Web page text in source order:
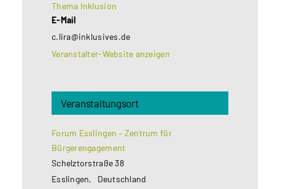
Thema Inklusion
E-Mail
c.lira@inklusives.de
Veranstalter-Website anzeigen
Veranstaltungsort
Forum Esslingen – Zentrum für
Bürgerengagement
Schelztorstraße 38
Esslingen,
Deutschland